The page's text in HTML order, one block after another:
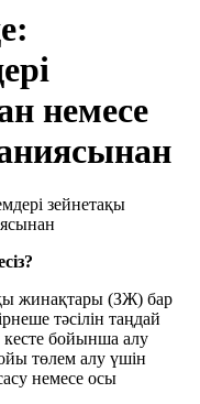
немесе
жинақтары (ЗЖ) бар
тәсілін таңдай
бойынша алу
төлем алу үшін
немесе осы